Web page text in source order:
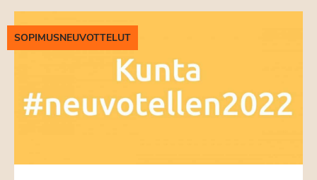
SOPIMUSNEUVOTTELUT